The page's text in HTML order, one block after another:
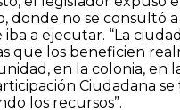
donde no se consultó
iba a ejecutar. “La
que los beneficien
en la colonia, en
Ciudadana
los recursos”.